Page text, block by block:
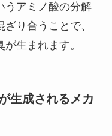
うアミノ酸の分解
り合うことで、
生まれます。
生成されるメカ